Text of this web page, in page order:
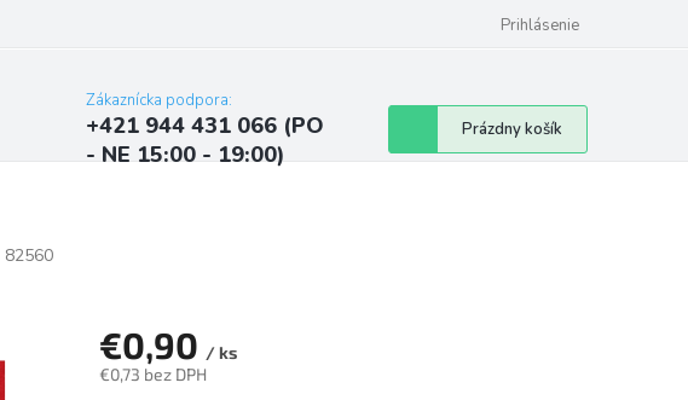
Najčastejšie otázky a odpovede
Prihlásenie
Zákaznícka podpora:
+421 944 431 066 (PO
- NE 15:00 - 19:00)
Nákupný
košík
Prázdny košík
82560
€0,90 / ks
€0,73 bez DPH